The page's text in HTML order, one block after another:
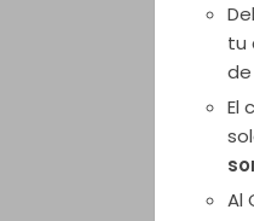
tu
de
El
Al